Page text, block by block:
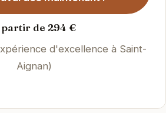
partir de 294 €
d'excellence à Saint-
Aignan)